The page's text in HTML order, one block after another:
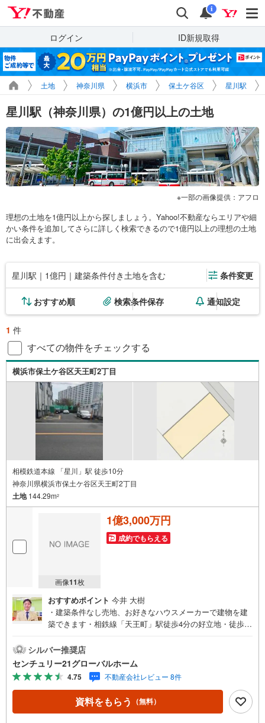
検索 通知
i
ログイン ID新規取得
土地 神奈川県 横浜市 保土ケ谷区 星川駅
星川駅（神奈川県）の1億円以上の土地
一部の画像提供：アフロ
理想の土地を1億円以上から探しましょう。Yahoo!不動産ならエリアや細
かい条件を追加してさらに詳しく検索できるので1億円以上の理想の土地
に出会えます。
星川駅｜1億円｜建築条件付き土地を含む 条件変更
おすすめ順 検索条件保存 通知設定
1 件
すべての物件をチェックする
横浜市保土ケ谷区天王町2丁目
相模鉄道本線 「星川」駅 徒歩10分
神奈川県横浜市保土ケ谷区天王町2丁目
土地144.29m2
画像11枚
1億3,000万円
成約でもらえる
おすすめポイント 今井 大樹
・建築条件なし売地、お好きなハウスメーカーで建物を建
築できます・相鉄線「天王町」駅徒歩4分の好立地・徒歩10
店舗併用住宅としても検討可能です▼センチュリー21グロ
ーバルホームはこんな会社です▼・ 地域密着、横浜市神奈
川区を中心に不動産多数お取り扱いしています。戸建、マ
ンション、土地の購入から売却までお家にまつわることは
何でもお任せください。・経験豊富なスタッフが揃ってい
ます。住宅ローン、保険、不動産に関わる各種手続きは、
シルバー推奨店
センチュリー21グローバルホーム
4.75 不動産会社レビュー 8件
資料をもらう （無料）